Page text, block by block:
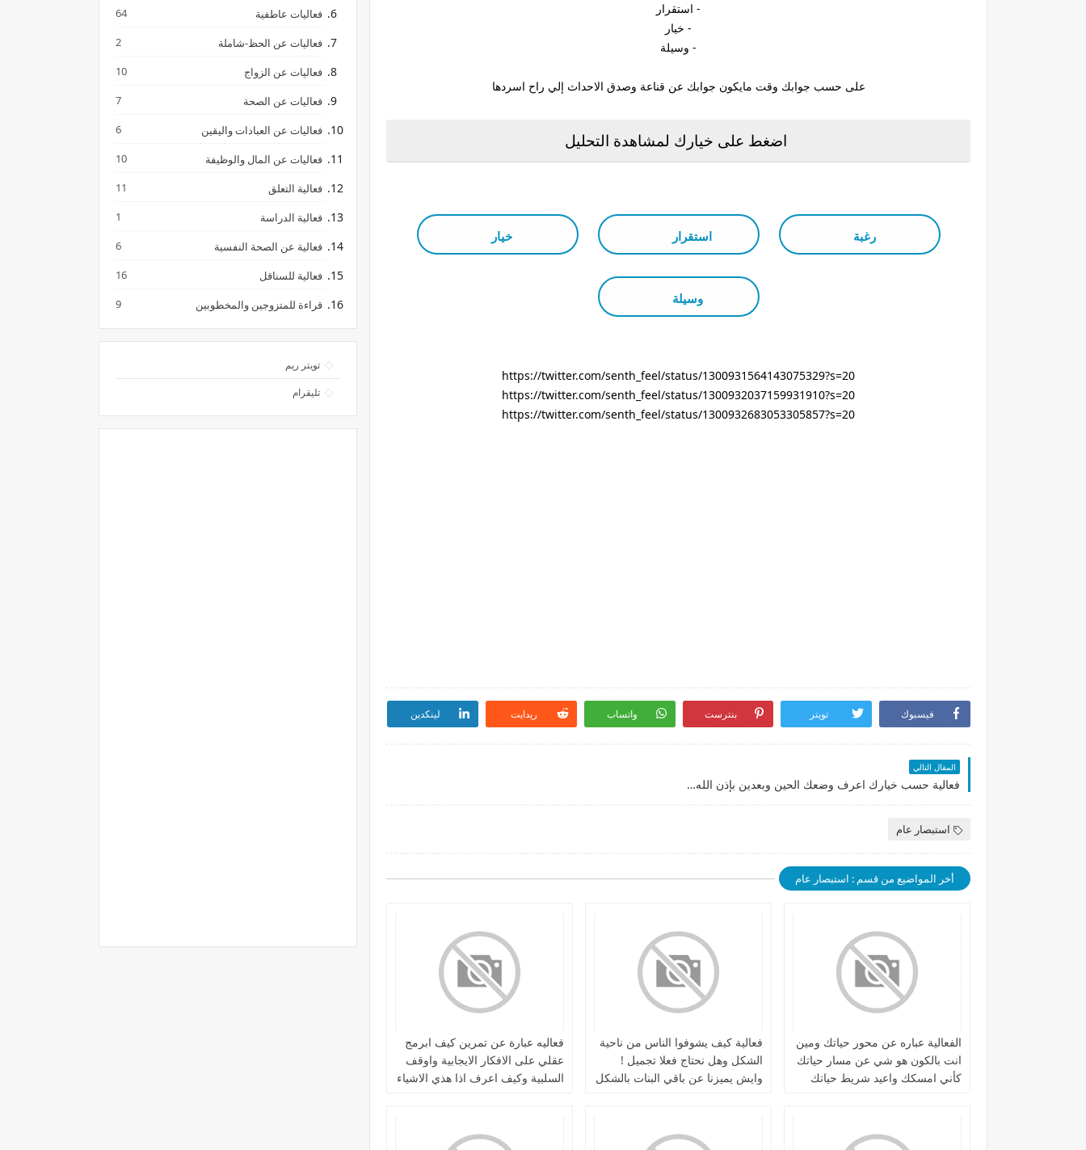
- استقرار
- خيار
- وسيلة
على حسب جوابك وقت مايكون جوابك عن قناعة وصدق الاحداث إلي راح اسردها
اضغط على خيارك لمشاهدة التحليل
رغبة استقرار خيار
وسيلة
https://twitter.com/senth_feel/status/1300931564143075329?s=20
https://twitter.com/senth_feel/status/1300932037159931910?s=20
https://twitter.com/senth_feel/status/1300932683053305857?s=20
فيسبوك تويتر بنترست واتساب ريدايت لينكدين
المقال التالي
فعالية حسب خيارك اعرف وضعك الحين وبعدين بإذن الله وقبل / وهل فعلا انت بتعيش قصة حب حقيقية ولا خيال
استبصار عام
أخر المواضيع من قسم : استبصار عام
الفعالية عباره عن محور حياتك ومين
انت بالكون هو شي عن مسار حياتك
كأني امسكك واعيد شريط حياتك
فعالية كيف يشوفوا الناس من ناحية
الشكل وهل نحتاج فعلا تجميل !
وايش يميزنا عن باقي البنات بالشكل
فعاليه عبارة عن تمرين كيف ابرمج
عقلي على الافكار الايجابية واوقف
السلبية وكيف اعرف اذا هذي الاشياء
فعاليات عاطفية 64
فعاليات عن الحظ-شاملة 2
فعاليات عن الزواج 10
فعاليات عن الصحة 7
فعاليات عن العبادات واليقين 6
فعاليات عن المال والوظيفة 10
فعالية التعلق 11
فعالية الدراسة 1
فعالية عن الصحة النفسية 6
فعالية للسناقل 16
قراءة للمتزوجين والمخطوبين 9
تويتر ريم
تليقرام